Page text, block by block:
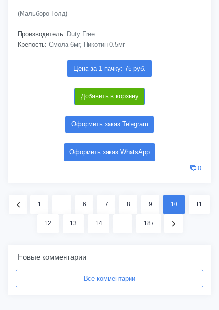
(Мальборо Голд)
Производитель: Duty Free
Крепость: Смола-6мг, Никотин-0.5мг
Цена за 1 пачку: 75 руб.
Добавить в корзину
Оформить заказ Telegram
Оформить заказ WhatsApp
0
1 ... 6 7 8 9 10 11
12 13 14 ... 187
Новые комментарии
Все комментарии